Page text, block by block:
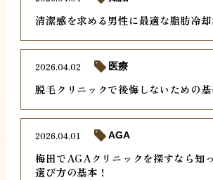
清潔感を求める男性に最適な脂肪冷
脱毛クリニックで後悔しないための
2026.04.02 医療
梅田でAGAクリニックを探すなら知
選び方の基本！
2026.04.01 AGA